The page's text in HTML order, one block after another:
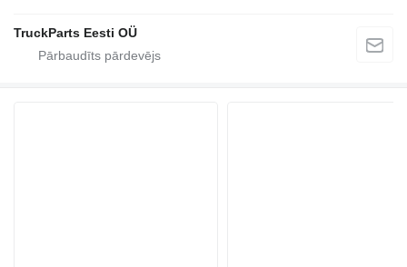
TruckParts Eesti OÜ